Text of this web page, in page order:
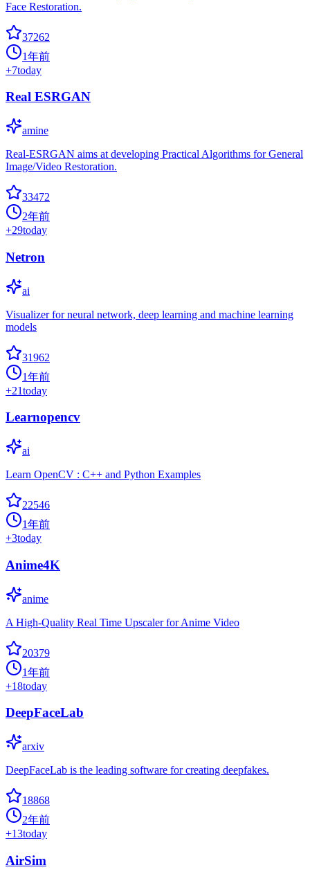
Face Restoration.
37262
1年前
+7today
Real ESRGAN
amine
Real-ESRGAN aims at developing Practical Algorithms for General
Image/Video Restoration.
33472
2年前
+29today
Netron
ai
Visualizer for neural network, deep learning and machine learning
models
31962
1年前
+21today
Learnopencv
ai
Learn OpenCV : C++ and Python Examples
22546
1年前
+3today
Anime4K
anime
A High-Quality Real Time Upscaler for Anime Video
20379
1年前
+18today
DeepFaceLab
arxiv
DeepFaceLab is the leading software for creating deepfakes.
18868
2年前
+13today
AirSim